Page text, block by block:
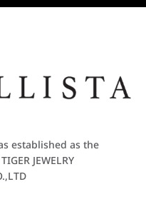
established as the
JEWELRY